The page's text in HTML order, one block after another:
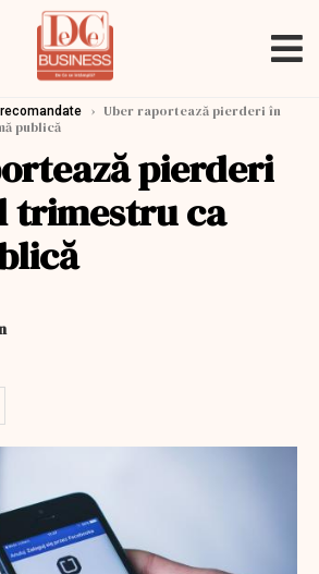
› Uber raportează pierderi în
publică
pierderi
trimestru ca